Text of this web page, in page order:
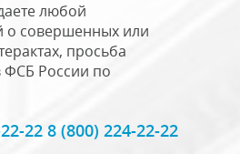
любой
о совершенных или
просьба
ФСБ России по
22 8 (800) 224-22-22